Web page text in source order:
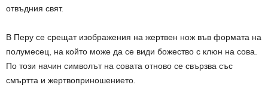
отвъдния свят.
В Перу се срещат изображения на жертвен нож във формата на
полумесец, на който може да се види божество с клюн на сова.
По този начин символът на совата отново се свързва със
смъртта и жертвоприношението.